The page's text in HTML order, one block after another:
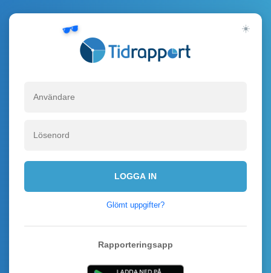
☀️
LOGGA IN
Glömt uppgifter?
Rapporteringsapp